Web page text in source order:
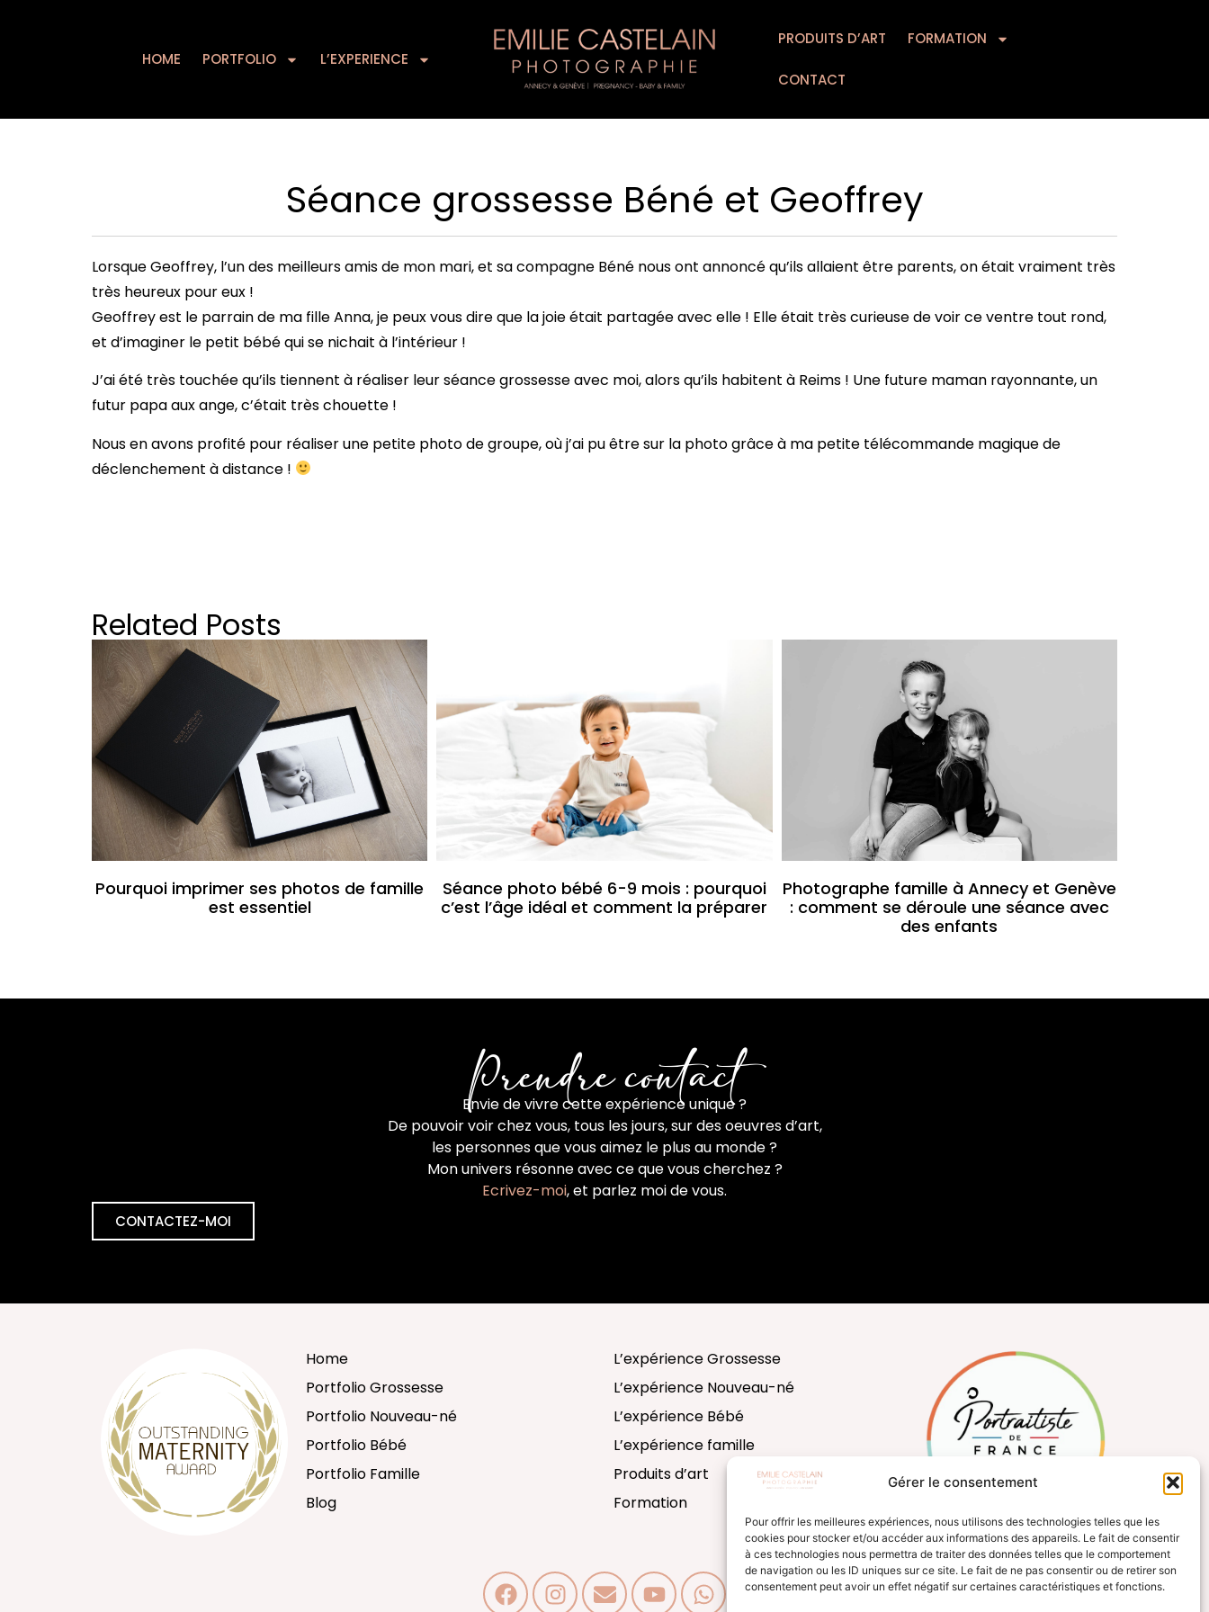
Gérer le consentement
Pour offrir les meilleures expériences, nous utilisons des technologies telles que les
cookies pour stocker et/ou accéder aux informations des appareils. Le fait de consentir
à ces technologies nous permettra de traiter des données telles que le comportement
de navigation ou les ID uniques sur ce site. Le fait de ne pas consentir ou de retirer son
consentement peut avoir un effet négatif sur certaines caractéristiques et fonctions.
HOME PORTFOLIO L’EXPERIENCE
PRODUITS D’ART FORMATION
CONTACT
L’EXPERIENCE SUPPORTS D’ART FORMATION CONTACT
Séance grossesse Béné et Geoffrey
Lorsque Geoffrey, l’un des meilleurs amis de mon mari, et sa compagne Béné nous ont annoncé qu’ils allaient être parents, on était vraiment très
très heureux pour eux !
Geoffrey est le parrain de ma fille Anna, je peux vous dire que la joie était partagée avec elle ! Elle était très curieuse de voir ce ventre tout rond,
et d’imaginer le petit bébé qui se nichait à l’intérieur !
J’ai été très touchée qu’ils tiennent à réaliser leur séance grossesse avec moi, alors qu’ils habitent à Reims ! Une future maman rayonnante, un
futur papa aux ange, c’était très chouette !
Nous en avons profité pour réaliser une petite photo de groupe, où j’ai pu être sur la photo grâce à ma petite télécommande magique de
déclenchement à distance !
Related Posts
Pourquoi imprimer ses photos de famille
est essentiel
Séance photo bébé 6-9 mois : pourquoi
c’est l’âge idéal et comment la préparer
Photographe famille à Annecy et Genève
: comment se déroule une séance avec
des enfants
Prendre contact
Envie de vivre cette expérience unique ?
De pouvoir voir chez vous, tous les jours, sur des oeuvres d’art,
les personnes que vous aimez le plus au monde ?
Mon univers résonne avec ce que vous cherchez ?
Ecrivez-moi, et parlez moi de vous.
CONTACTEZ-MOI
Home
Portfolio Grossesse
Portfolio Nouveau-né
Portfolio Bébé
Portfolio Famille
Blog
L’expérience Grossesse
L’expérience Nouveau-né
L’expérience Bébé
L’expérience famille
Produits d’art
Formation